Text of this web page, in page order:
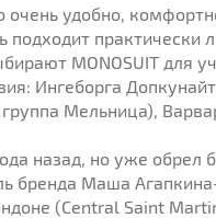
очень удобно,
подходит практически
MONOSUIT для
Ингеборга
Мельница),
назад, но уже обрел
бренда Маша
(Central Saint